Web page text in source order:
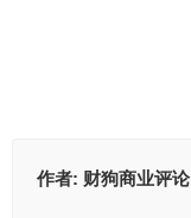
作者: 财狗商业评论